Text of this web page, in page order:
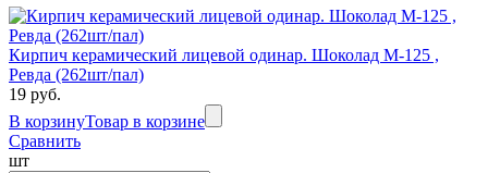
Кирпич керамический лицевой одинар. Шоколад М-125 ,
Ревда (262шт/пал)
19 руб.
В корзинуТовар в корзине
Сравнить
шт